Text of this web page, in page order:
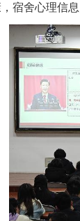
宿舍心理信息